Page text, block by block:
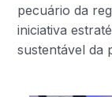
pecuário da
iniciativa
sustentável da